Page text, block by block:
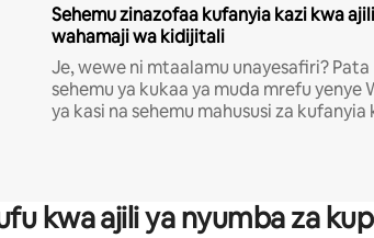
Sehemu zinazofaa kufanyia kazi kwa
wahamaji wa kidijitali
Je, wewe ni mtaalamu unayesafiri? Pata
sehemu ya kukaa ya muda mrefu yenye
ya kasi na sehemu mahususi za kufanyia
kwa ajili ya nyumba za